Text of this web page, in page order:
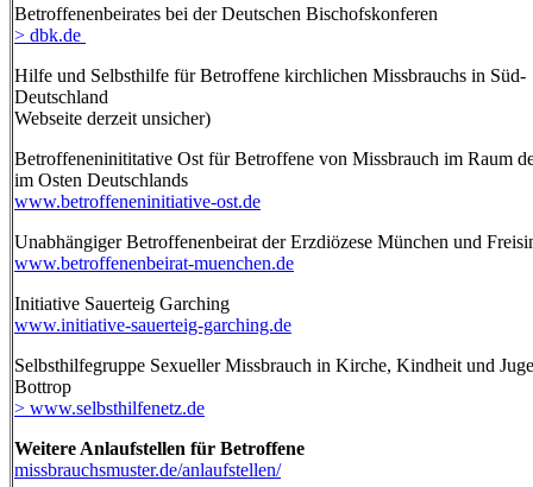
Betroffenenbeirates bei der Deutschen Bischofskonferen
> dbk.de
Hilfe und Selbsthilfe für Betroffene kirchlichen Missbrauchs in Süd-
Deutschland
Webseite derzeit unsicher)
Betroffeneninititative Ost für Betroffene von Missbrauch im Raum
im Osten Deutschlands
www.betroffeneninitiative-ost.de
Unabhängiger Betroffenenbeirat der Erzdiözese München und
www.betroffenenbeirat-muenchen.de
Initiative Sauerteig Garching
www.initiative-sauerteig-garching.de
Selbsthilfegruppe Sexueller Missbrauch in Kirche, Kindheit und
Bottrop
> www.selbsthilfenetz.de
Weitere Anlaufstellen für Betroffene
missbrauchsmuster.de/anlaufstellen/